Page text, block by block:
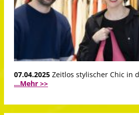
07.04.2025 Zeitlos stylischer Chic in
...Mehr >>